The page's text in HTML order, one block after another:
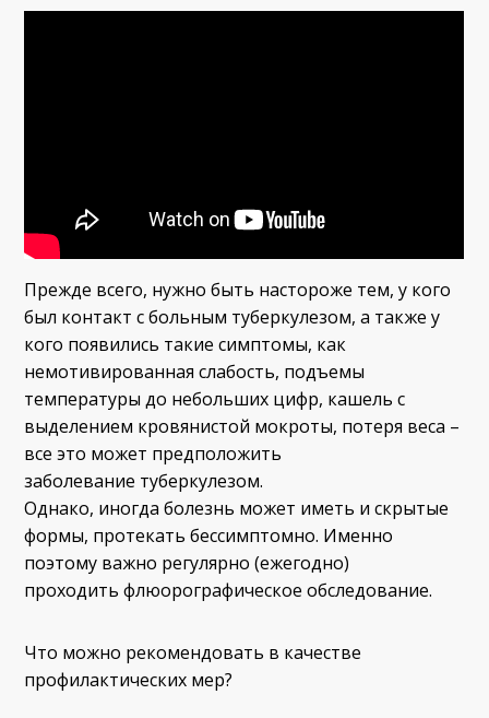
Прежде всего, нужно быть настороже тем, у кого
был контакт с больным туберкулезом, а также у
кого появились такие симптомы, как
немотивированная слабость, подъемы
температуры до небольших цифр, кашель с
выделением кровянистой мокроты, потеря веса –
все это может предположить
заболевание туберкулезом.
Однако, иногда болезнь может иметь и скрытые
формы, протекать бессимптомно. Именно
поэтому важно регулярно (ежегодно)
проходить флюорографическое обследование.
Что можно рекомендовать в качестве
профилактических мер?